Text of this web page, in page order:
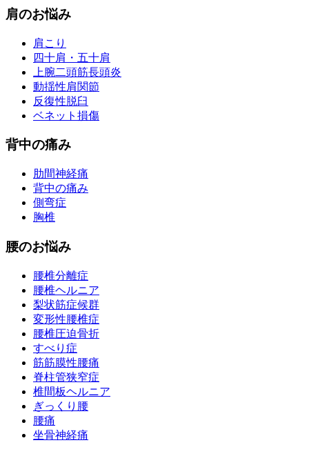
肩のお悩み
肩こり
四十肩・五十肩
上腕二頭筋長頭炎
動揺性肩関節
反復性脱臼
ベネット損傷
背中の痛み
肋間神経痛
背中の痛み
側弯症
胸椎
腰のお悩み
腰椎分離症
腰椎ヘルニア
梨状筋症候群
変形性腰椎症
腰椎圧迫骨折
すべり症
筋筋膜性腰痛
脊柱管狭窄症
椎間板ヘルニア
ぎっくり腰
腰痛
坐骨神経痛